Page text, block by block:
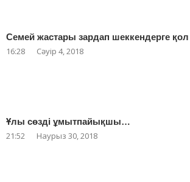
Семей жастары зардап шеккендерге
16:28 Сәуір 4, 2018
Ұлы сөзді ұмытпайықшы…
21:52 Наурыз 30, 2018